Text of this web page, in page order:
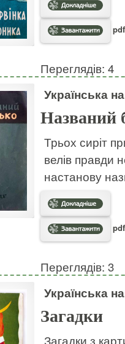
Переглядів: 4
Українська
Названий
Трьох сиріт
велів правди
настанову
Переглядів: 3
Українська
Загадки
Загадки з